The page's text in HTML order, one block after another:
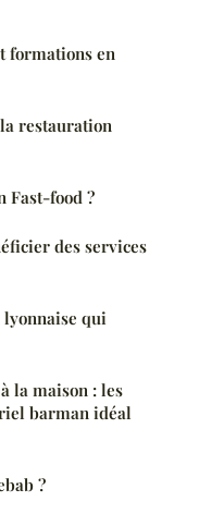
formations en
restauration
Fast-food ?
des services
qui
la maison : les
barman idéal
?